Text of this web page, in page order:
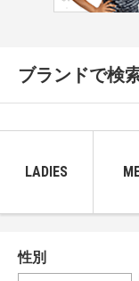
ブランドで検
LADIES
性別